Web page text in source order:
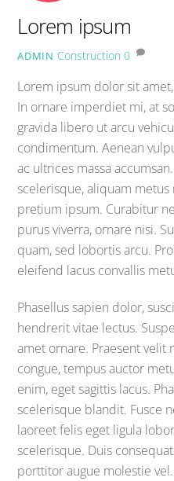
Lorem ipsum
ADMIN Construction 0
Lorem ipsum dolor sit
In ornare imperdiet mi, at
gravida libero ut arcu
condimentum. Aenean
ac ultrices massa
scelerisque, aliquam
pretium ipsum. Curabitur
purus viverra, ornare nisi.
quam, sed lobortis arcu.
eleifend lacus convallis
Phasellus sapien dolor,
hendrerit vitae lectus.
amet ornare. Praesent velit
congue, tempus auctor
enim, eget sagittis lacus.
scelerisque blandit. Fusce
laoreet felis eget ligula
scelerisque. Duis
porttitor augue molestie